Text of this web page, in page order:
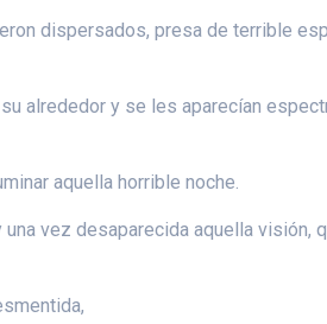
dispersados, presa de terrible
alrededor y se les aparecían
aquella horrible noche.
vez desaparecida aquella visión,